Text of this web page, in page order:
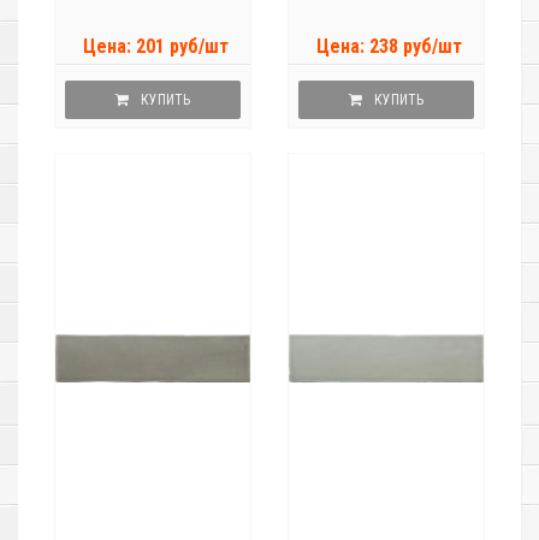
Цена: 201 руб/шт
КУПИТЬ
Цена: 238 руб/шт
КУПИТЬ